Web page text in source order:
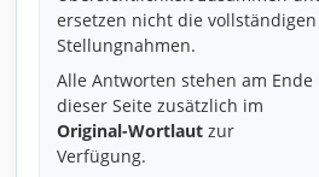
ersetzen nicht die vollständigen
Stellungnahmen.
Alle Antworten stehen am Ende
dieser Seite zusätzlich im
Original-Wortlaut zur
Verfügung.